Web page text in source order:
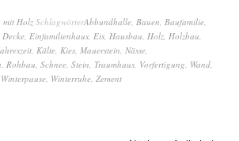
mit Holz SchlagwörterAbbundhalle, Bauen, Baufamilie,
Decke, Einfamilienhaus, Eis, Hausbau, Holz, Holzbau,
, Kälte, Kies, Mauerstein, Nässe,
, Rohbau, Schnee, Stein, Traumhaus, Vorfertigung, Wand,
Winterpause, Winterruhe, Zement